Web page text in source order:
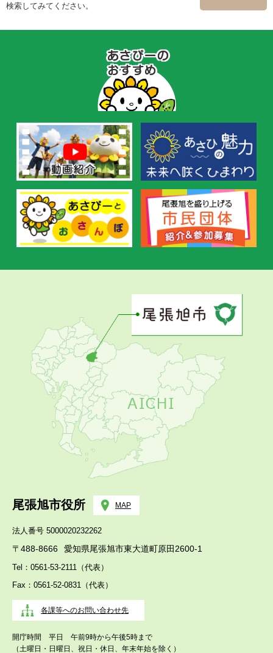
検索してみてください。
の
お
す
め
尾張旭市役所 MAP
法人番号 5000020232262
〒488-8666 愛知県尾張旭市東大道町原田2600-1
Tel：0561-53-2111（代表）
Fax：0561-52-0831（代表）
各課等へのお問い合わせ先
開庁時間 平日 午前9時から午後5時まで
（土曜日・日曜日、祝日・休日、年末年始を除く）